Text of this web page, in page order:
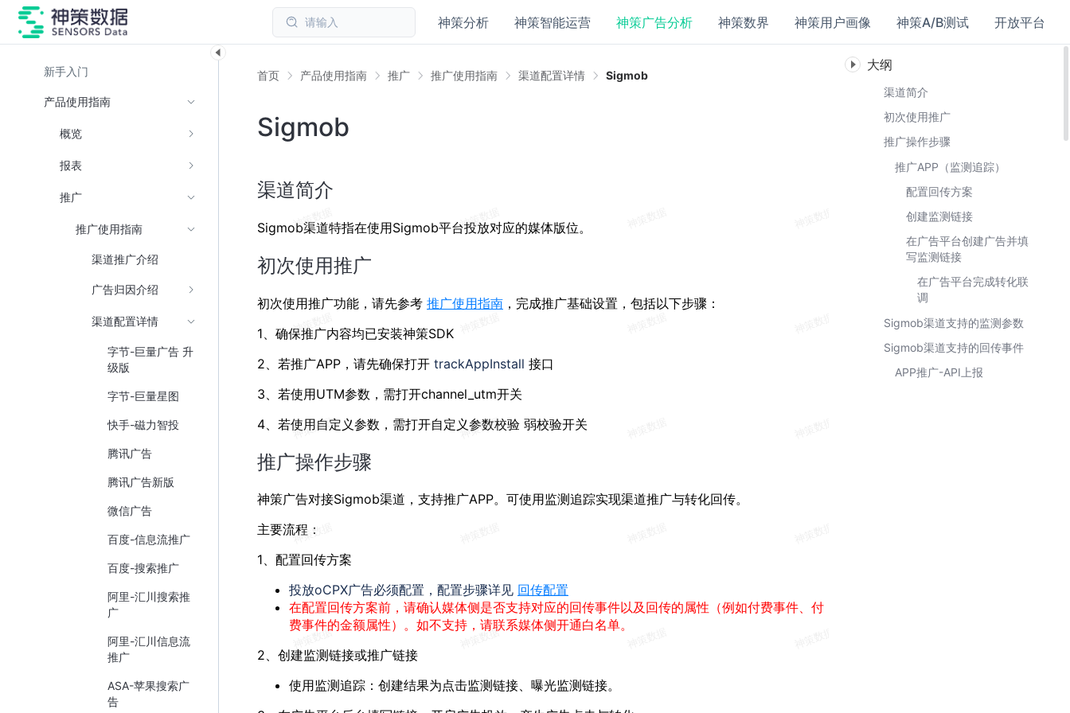
请输入 神策分析 神策智能运营 神策广告分析 神策数界 神策用户画像 神策A/B测试 开放平台
首页 产品使用指南 推广 推广使用指南 渠道配置详情 Sigmob
Sigmob
渠道简介
Sigmob渠道特指在使用Sigmob平台投放对应的媒体版位。
初次使用推广
初次使用推广功能，请先参考 推广使用指南 ，完成推广基础设置，包括以下步骤：
1、确保推广内容均已安装神策SDK
2、若推广APP，请先确保打开 trackAppInstall 接口
3、若使用UTM参数，需打开channel_utm开关
4、若使用自定义参数，需打开自定义参数校验 弱校验开关
推广操作步骤
神策广告对接Sigmob渠道，支持推广APP。可使用监测追踪实现渠道推广与转化回传。
主要流程：
1、配置回传方案
投放oCPX广告必须配置，配置步骤详见 回传配置
在配置回传方案前，请确认媒体侧是否支持对应的回传事件以及回传的属性（例如付费事件、付
费事件的金额属性）。如不支持，请联系媒体侧开通白名单。
2、创建监测链接或推广链接
使用监测追踪：创建结果为点击监测链接、曝光监测链接。
新手入门
产品使用指南
概览
报表
推广
推广使用指南
渠道推广介绍
广告归因介绍
渠道配置详情
字节-巨量广告 升
级版
字节-巨量星图
快手-磁力智投
腾讯广告
腾讯广告新版
微信广告
百度-信息流推广
百度-搜索推广
阿里-汇川搜索推
广
阿里-汇川信息流
推广
ASA-苹果搜索广
告
大纲
渠道简介
初次使用推广
推广操作步骤
推广APP（监测追踪）
配置回传方案
创建监测链接
在广告平台创建广告并填
写监测链接
在广告平台完成转化联
调
Sigmob渠道支持的监测参数
Sigmob渠道支持的回传事件
APP推广-API上报